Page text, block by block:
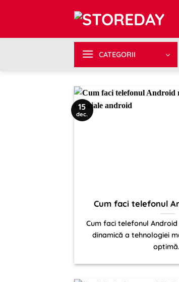
CATEGORII
Cum faci telefonul
Cum faci telefonul
dinamică a tehnologiei
15
dec.